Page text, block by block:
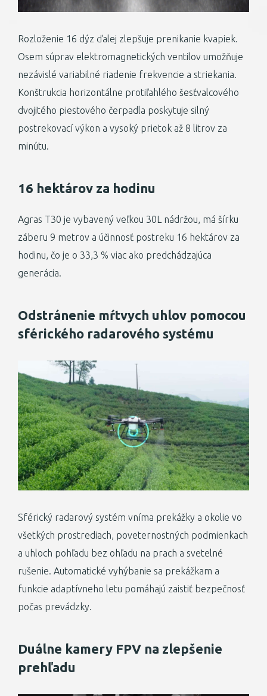
Rozloženie 16 dýz ďalej zlepšuje prenikanie kvapiek.
Osem súprav elektromagnetických ventilov umožňuje
nezávislé variabilné riadenie frekvencie a striekania.
Konštrukcia horizontálne protiľahlého šesťvalcového
dvojitého piestového čerpadla poskytuje silný
postrekovací výkon a vysoký prietok až 8 litrov za
minútu.
16 hektárov za hodinu
Agras T30 je vybavený veľkou 30L nádržou, má šírku
záberu 9 metrov a účinnosť postreku 16 hektárov za
hodinu, čo je o 33,3 % viac ako predchádzajúca
generácia.
Odstránenie mŕtvych uhlov pomocou
sférického radarového systému
Sférický radarový systém vníma prekážky a okolie vo
všetkých prostrediach, poveternostných podmienkach
a uhloch pohľadu bez ohľadu na prach a svetelné
rušenie. Automatické vyhýbanie sa prekážkam a
funkcie adaptívneho letu pomáhajú zaistiť bezpečnosť
počas prevádzky.
Duálne kamery FPV na zlepšenie
prehľadu